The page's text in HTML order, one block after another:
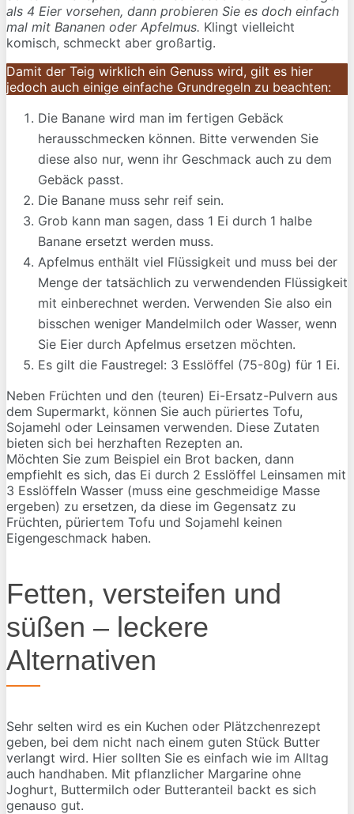
als 4 Eier vorsehen, dann probieren Sie es doch einfach
mal mit Bananen oder Apfelmus. Klingt vielleicht
komisch, schmeckt aber großartig.
Damit der Teig wirklich ein Genuss wird, gilt es hier
jedoch auch einige einfache Grundregeln zu beachten:
Die Banane wird man im fertigen Gebäck
herausschmecken können. Bitte verwenden Sie
diese also nur, wenn ihr Geschmack auch zu dem
Gebäck passt.
Die Banane muss sehr reif sein.
Grob kann man sagen, dass 1 Ei durch 1 halbe
Banane ersetzt werden muss.
Apfelmus enthält viel Flüssigkeit und muss bei der
Menge der tatsächlich zu verwendenden Flüssigkeit
mit einberechnet werden. Verwenden Sie also ein
bisschen weniger Mandelmilch oder Wasser, wenn
Sie Eier durch Apfelmus ersetzen möchten.
Es gilt die Faustregel: 3 Esslöffel (75-80g) für 1 Ei.
Neben Früchten und den (teuren) Ei-Ersatz-Pulvern aus
dem Supermarkt, können Sie auch püriertes Tofu,
Sojamehl oder Leinsamen verwenden. Diese Zutaten
bieten sich bei herzhaften Rezepten an.
Möchten Sie zum Beispiel ein Brot backen, dann
empfiehlt es sich, das Ei durch 2 Esslöffel Leinsamen mit
3 Esslöffeln Wasser (muss eine geschmeidige Masse
ergeben) zu ersetzen, da diese im Gegensatz zu
Früchten, püriertem Tofu und Sojamehl keinen
Eigengeschmack haben.
Fetten, versteifen und
süßen – leckere
Alternativen
Sehr selten wird es ein Kuchen oder Plätzchenrezept
geben, bei dem nicht nach einem guten Stück Butter
verlangt wird. Hier sollten Sie es einfach wie im Alltag
auch handhaben. Mit pflanzlicher Margarine ohne
Joghurt, Buttermilch oder Butteranteil backt es sich
genauso gut.